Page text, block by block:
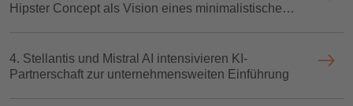
Hipster Concept als Vision eines minimalistischen
4. Stellantis und Mistral AI intensivieren KI-
Partnerschaft zur unternehmensweiten Einführung